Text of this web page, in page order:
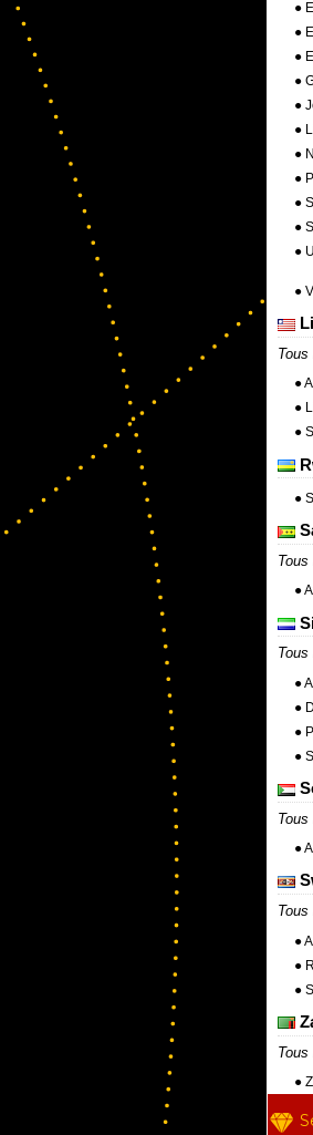
●
●
●
●
●
●
●
●
●
●
●
●
●
●
●
●
●
●
●
●
●
●
●
●
●
●